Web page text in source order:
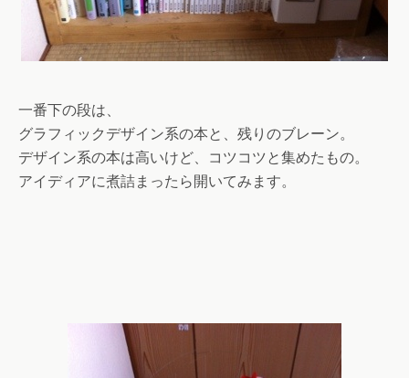
一番下の段は、
グラフィックデザイン系の本と、残りのブレーン。
デザイン系の本は高いけど、コツコツと集めたもの。
アイディアに煮詰まったら開いてみます。